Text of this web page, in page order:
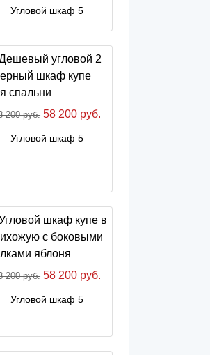
Угловой шкаф 5
200 руб. 58 200 руб.
Угловой шкаф 5
200 руб. 58 200 руб.
Угловой шкаф 5